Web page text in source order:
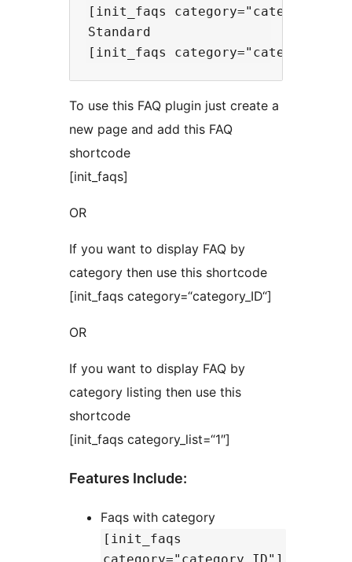
[init_faqs
Standard
To use this FAQ plugin just create a
new page and add this FAQ
shortcode
[init_faqs]
OR
If you want to display FAQ by
category then use this shortcode
[init_faqs category=“category_ID“]
OR
If you want to display FAQ by
category listing then use this
shortcode
[init_faqs category_list=“1″]
Features Include:
Faqs with category
[init_faqs